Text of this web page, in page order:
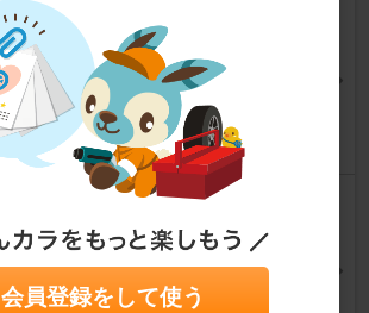
車速感応式ドアロック取付（C
EP製）
フレアワゴンカスタムスタイル
elgrand8890さん
4
HID屋 L1B LED フォグランプ 2
色切り替え 【2024年モデル】
フレアワゴンカスタムスタイル
会員登録をして使う